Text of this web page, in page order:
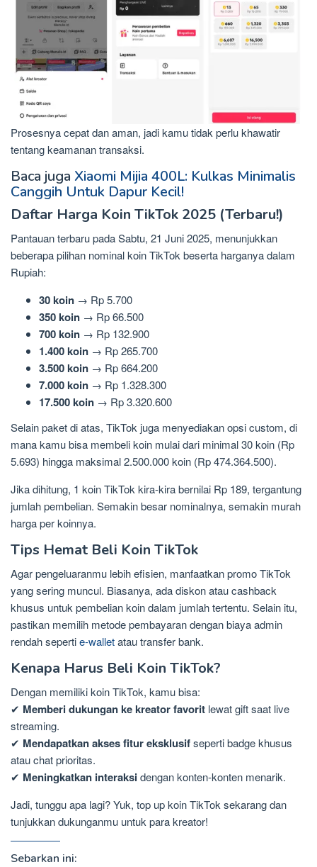
Prosesnya cepat dan aman, jadi kamu tidak perlu khawatir
tentang keamanan transaksi.
Baca juga Xiaomi Mijia 400L: Kulkas Minimalis
Canggih Untuk Dapur Kecil!
Daftar Harga Koin TikTok 2025 (Terbaru!)
Pantauan terbaru pada Sabtu, 21 Juni 2025, menunjukkan
beberapa pilihan nominal koin TikTok beserta harganya dalam
Rupiah:
30 koin → Rp 5.700
350 koin → Rp 66.500
700 koin → Rp 132.900
1.400 koin → Rp 265.700
3.500 koin → Rp 664.200
7.000 koin → Rp 1.328.300
17.500 koin → Rp 3.320.600
Selain paket di atas, TikTok juga menyediakan opsi custom, di
mana kamu bisa membeli koin mulai dari minimal 30 koin (Rp
5.693) hingga maksimal 2.500.000 koin (Rp 474.364.500).
Jika dihitung, 1 koin TikTok kira-kira bernilai Rp 189, tergantung
jumlah pembelian. Semakin besar nominalnya, semakin murah
harga per koinnya.
Tips Hemat Beli Koin TikTok
Agar pengeluaranmu lebih efisien, manfaatkan promo TikTok
yang sering muncul. Biasanya, ada diskon atau cashback
khusus untuk pembelian koin dalam jumlah tertentu. Selain itu,
pastikan memilih metode pembayaran dengan biaya admin
rendah sepertie-walletatau transfer bank.
Kenapa Harus Beli Koin TikTok?
Dengan memiliki koin TikTok, kamu bisa:
✔ Memberi dukungan ke kreator favorit lewat gift saat live
streaming.
✔ Mendapatkan akses fitur eksklusifseperti badge khusus
atau chat prioritas.
✔ Meningkatkan interaksidengan konten-konten menarik.
Jadi, tunggu apa lagi? Yuk, top up koin TikTok sekarang dan
tunjukkan dukunganmu untuk para kreator!
Sebarkan ini: